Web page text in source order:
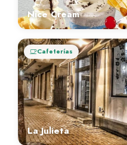
Nice Cream
Cafeterías
La Julieta